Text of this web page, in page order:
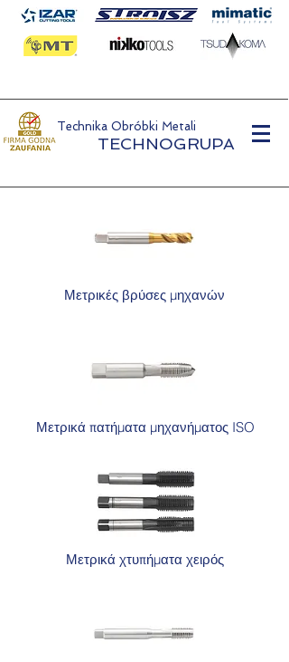
Technika Obróbki Metali
TECHNOGRUPA
Μετρικές βρύσες μηχανών
Μετρικά πατήματα μηχανήματος ISO
Μετρικά χτυπήματα χειρός